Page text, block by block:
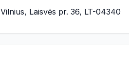
Vilnius, Laisvės pr. 36, LT-04340